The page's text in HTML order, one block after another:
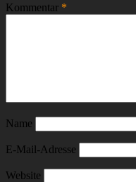
Kommentar *
Name
E-Mail-Adresse
Website